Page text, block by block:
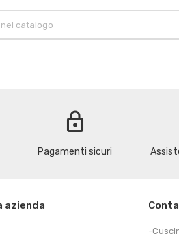
lock
Pagamenti sicuri
azienda
-